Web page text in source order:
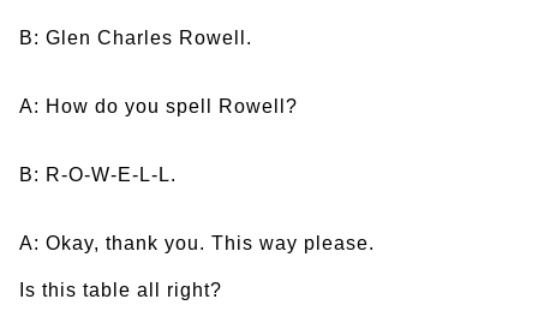
B: Glen Charles Rowell.
A: How do you spell Rowell?
B: R-O-W-E-L-L.
A: Okay, thank you. This way please.
Is this table all right?